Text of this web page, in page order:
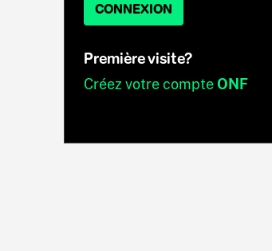
CONNEXION
Première visite?
Créez votre compteONF